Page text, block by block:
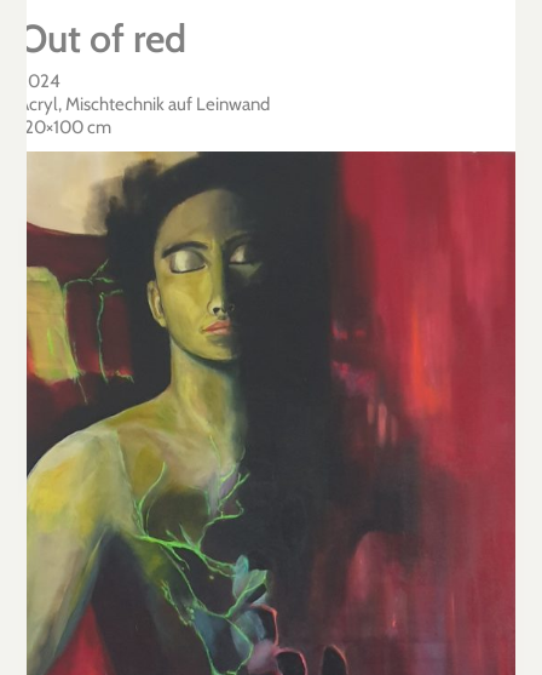
Out of red
2024
Acryl, Mischtechnik auf Leinwand
120×100 cm